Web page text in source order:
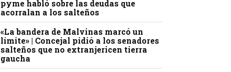
pyme habló sobre las deudas que
acorralan a los salteños
«La bandera de Malvinas marcó un
límite» | Concejal pidió a los senadores
salteños que no extranjericen tierra
gaucha